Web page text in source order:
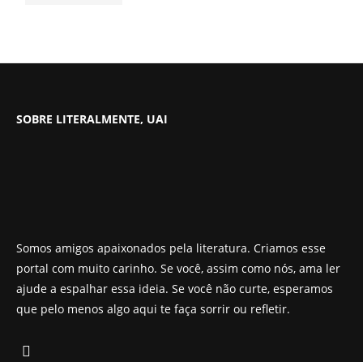
SOBRE LITERALMENTE, UAI
Somos amigos apaixonados pela literatura. Criamos esse
portal com muito carinho. Se você, assim como nós, ama ler
ajude a espalhar essa ideia. Se você não curte, esperamos
que pelo menos algo aqui te faça sorrir ou refletir.